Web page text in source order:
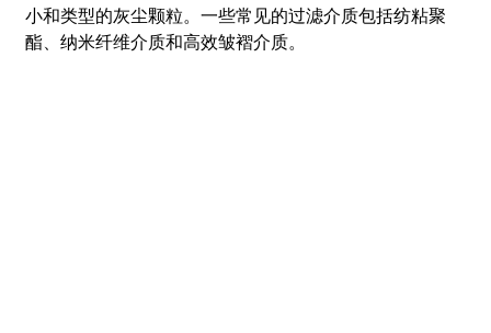
小和类型的灰尘颗粒。 一些常见的过滤介质包括纺粘聚
酯、纳米纤维介质和高效皱褶介质。